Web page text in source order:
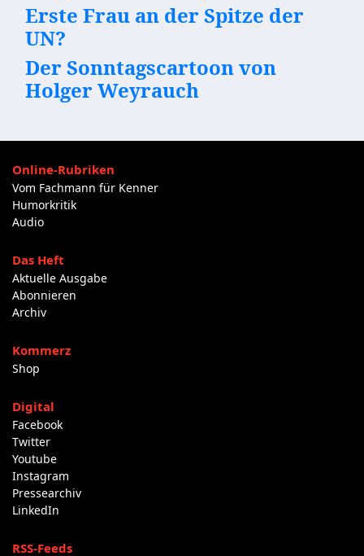
Erste Frau an der Spitze der
UN?
Der Sonntagscartoon von
Holger Weyrauch
Online-Rubriken
Vom Fachmann für Kenner
Humorkritik
Audio
Das Heft
Aktuelle Ausgabe
Abonnieren
Archiv
Kommerz
Shop
Digital
Facebook
Twitter
Youtube
Instagram
Pressearchiv
LinkedIn
RSS-Feeds